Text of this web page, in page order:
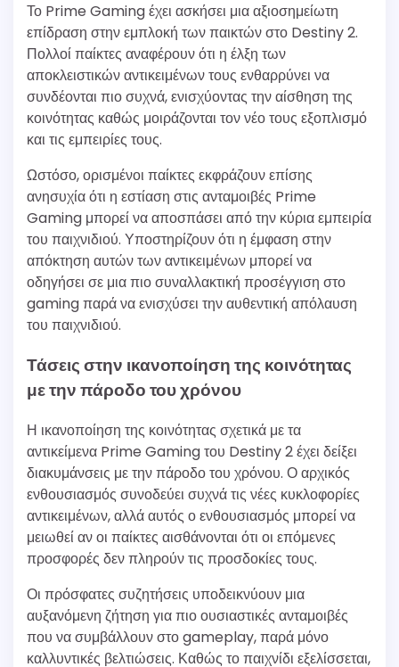
Το Prime Gaming έχει ασκήσει μια αξιοσημείωτη
επίδραση στην εμπλοκή των παικτών στο Destiny 2.
Πολλοί παίκτες αναφέρουν ότι η έλξη των
αποκλειστικών αντικειμένων τους ενθαρρύνει να
συνδέονται πιο συχνά, ενισχύοντας την αίσθηση της
κοινότητας καθώς μοιράζονται τον νέο τους εξοπλισμό
και τις εμπειρίες τους.
Ωστόσο, ορισμένοι παίκτες εκφράζουν επίσης
ανησυχία ότι η εστίαση στις ανταμοιβές Prime
Gaming μπορεί να αποσπάσει από την κύρια εμπειρία
του παιχνιδιού. Υποστηρίζουν ότι η έμφαση στην
απόκτηση αυτών των αντικειμένων μπορεί να
οδηγήσει σε μια πιο συναλλακτική προσέγγιση στο
gaming παρά να ενισχύσει την αυθεντική απόλαυση
του παιχνιδιού.
Τάσεις στην ικανοποίηση της κοινότητας
με την πάροδο του χρόνου
Η ικανοποίηση της κοινότητας σχετικά με τα
αντικείμενα Prime Gaming του Destiny 2 έχει δείξει
διακυμάνσεις με την πάροδο του χρόνου. Ο αρχικός
ενθουσιασμός συνοδεύει συχνά τις νέες κυκλοφορίες
αντικειμένων, αλλά αυτός ο ενθουσιασμός μπορεί να
μειωθεί αν οι παίκτες αισθάνονται ότι οι επόμενες
προσφορές δεν πληρούν τις προσδοκίες τους.
Οι πρόσφατες συζητήσεις υποδεικνύουν μια
αυξανόμενη ζήτηση για πιο ουσιαστικές ανταμοιβές
που να συμβάλλουν στο gameplay, παρά μόνο
καλλυντικές βελτιώσεις. Καθώς το παιχνίδι εξελίσσεται,